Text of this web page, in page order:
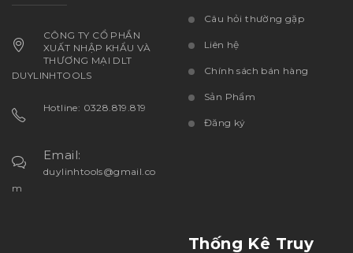
CÔNG TY CỔ PHẦN
XUẤT NHẬP KHẨU VÀ
THƯƠNG MẠI DLT
DUYLINHTOOLS
Hotline: 0328.819.819
Email:
duylinhtools@gmail.co
m
Câu hỏi thường gặp
Liên hệ
Chính sách bán hàng
Sản Phẩm
Đăng ký
Thống Kê Truy